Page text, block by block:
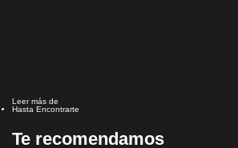
Leer más de
Hasta Encontrarte
Te recomendamos